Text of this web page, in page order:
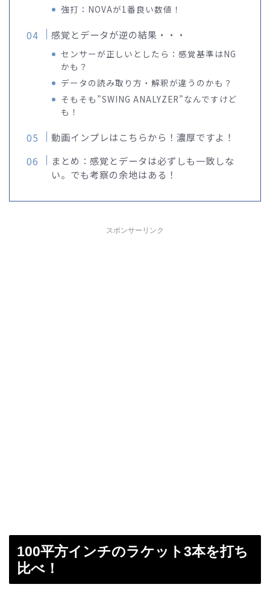
強打：NOVAが1番良い数値！
感覚とデータが逆の結果・・・
センサーが正しいとしたら：感覚基準はNG
かも？
データの読み取り方・解釈が違うのかも？
そもそも”SWING ANALYZER”なんですけど
も！
動画インプレはこちらから！濃厚ですよ！
まとめ：感覚とデータは必ずしも一致しな
い。でも考察の余地はある！
スポンサーリンク
100平方インチのラケット3本を打ち
比べ！